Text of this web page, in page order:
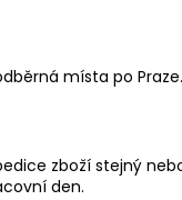
místa po Praze.
zboží stejný
den.